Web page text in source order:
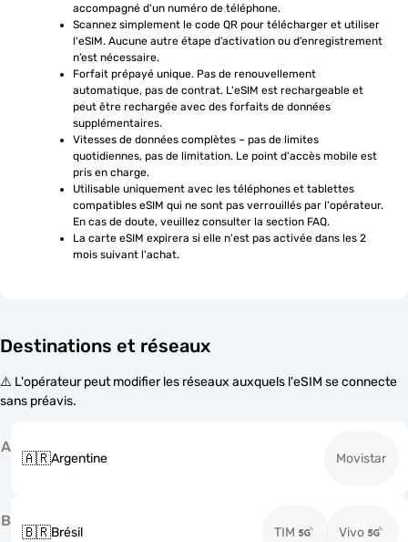
accompagné d'un numéro de téléphone.
Scannez simplement le code QR pour télécharger et utiliser
l'eSIM. Aucune autre étape d’activation ou d’enregistrement
n’est nécessaire.
Forfait prépayé unique. Pas de renouvellement
automatique, pas de contrat. L'eSIM est rechargeable et
peut être rechargée avec des forfaits de données
supplémentaires.
Vitesses de données complètes – pas de limites
quotidiennes, pas de limitation. Le point d'accès mobile est
pris en charge.
Utilisable uniquement avec les téléphones et tablettes
compatibles eSIM qui ne sont pas verrouillés par l'opérateur.
En cas de doute, veuillez consulter la section FAQ.
La carte eSIM expirera si elle n'est pas activée dans les 2
mois suivant l'achat.
Destinations et réseaux
⚠️ L'opérateur peut modifier les réseaux auxquels l'eSIM se connecte
sans préavis.
A
🇦🇷Argentine Movistar
B
🇧🇷Brésil TIM Vivo